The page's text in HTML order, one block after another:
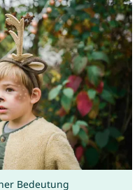
Bedeutung